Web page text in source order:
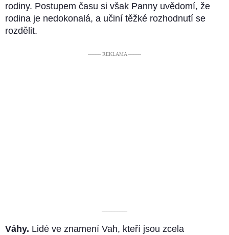
rodiny. Postupem času si však Panny uvědomí, že
rodina je nedokonalá, a učiní těžké rozhodnutí se
rozdělit.
––––– REKLAMA –––––
––––––––––
Váhy. Lidé ve znamení Vah, kteří jsou zcela